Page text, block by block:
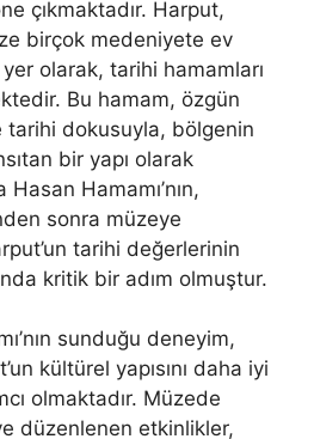
çıkmaktadır. Harput,
birçok medeniyete ev
olarak, tarihi hamamları
Bu hamam, özgün
tarihi dokusuyla, bölgenin
bir yapı olarak
Hamamı’nın,
sonra müzeye
tarihi değerlerinin
kritik bir adım olmuştur.
sunduğu deneyim,
kültürel yapısını daha iyi
olmaktadır. Müzede
düzenlenen etkinlikler,